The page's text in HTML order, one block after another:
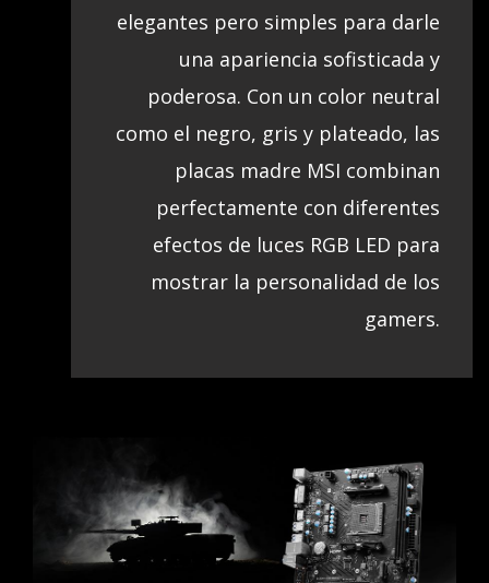
elegantes pero simples para darle
una apariencia sofisticada y
poderosa. Con un color neutral
como el negro, gris y plateado, las
placas madre MSI combinan
perfectamente con diferentes
efectos de luces RGB LED para
mostrar la personalidad de los
gamers.